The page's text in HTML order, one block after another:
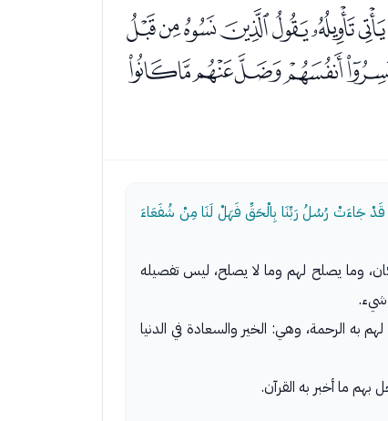
قَدْ جَاءَتْ رُسُلُ رَبِّنَا بِالْحَقِّ فَهَلْ لَنَا مِنْ شُفَعَاءَ
وما يصلح لهم وما لا يصلح، ليس تفصيله
شيء.
به الرحمة، وهي: الخير والسعادة في الدنيا
بهم ما أخبر به القرآن.